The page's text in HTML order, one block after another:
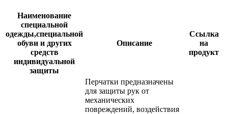
Наименование
специальной
одежды,специальной
обуви и других
средств
индивидуальной
защиты
Описание
Ссылка
на
продукт
Перчатки предназначены
для защиты рук от
механических
повреждений, воздействия